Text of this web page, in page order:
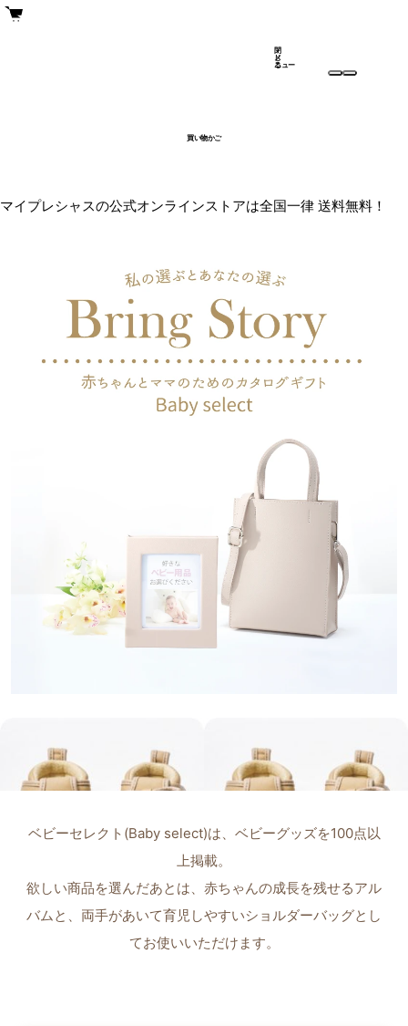
買い物かご
メ
ニュー
閉
じ
る
マイプレシャスの公式オンラインストアは全国一律 送料無料！
ベビーセレクト(Baby select)は、ベビーグッズを100点以
上掲載。
欲しい商品を選んだあとは、赤ちゃんの成長を残せるアル
バムと、 両手があいて育児しやすいショルダーバッグとし
てお使いいただけます。